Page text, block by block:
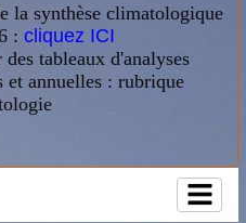
la synthèse climatologique
: cliquez ICI
tableaux d'analyses
et annuelles : rubrique